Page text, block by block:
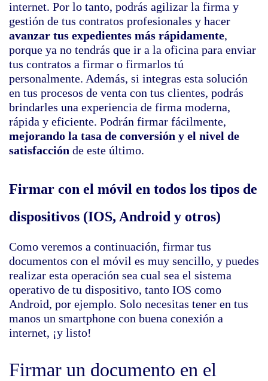
internet. Por lo tanto, podrás agilizar la firma y
gestión de tus contratos profesionales y hacer
avanzar tus expedientes más rápidamente,
porque ya no tendrás que ir a la oficina para enviar
tus contratos a firmar o firmarlos tú
personalmente. Además, si integras esta solución
en tus procesos de venta con tus clientes, podrás
brindarles una experiencia de firma moderna,
rápida y eficiente. Podrán firmar fácilmente,
mejorando la tasa de conversión y el nivel de
satisfacción de este último.
Firmar con el móvil en todos los tipos de
dispositivos (IOS, Android y otros)
Como veremos a continuación, firmar tus
documentos con el móvil es muy sencillo, y puedes
realizar esta operación sea cual sea el sistema
operativo de tu dispositivo, tanto IOS como
Android, por ejemplo. Solo necesitas tener en tus
manos un smartphone con buena conexión a
internet, ¡y listo!
Firmar un documento en el